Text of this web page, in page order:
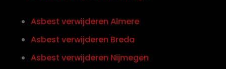
Asbest verwijderen Almere
Asbest verwijderen Breda
Asbest verwijderen Nijmegen